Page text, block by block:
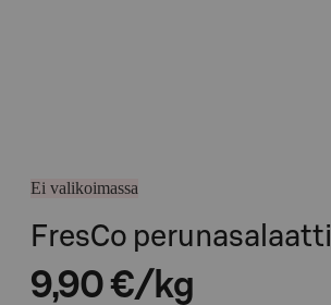
Ei valikoimassa
FresCo perunasalaatti
9,90 €/kg